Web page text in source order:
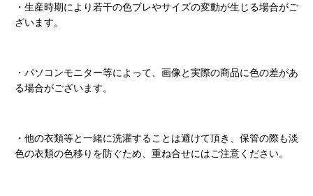
・生産時期により若干の色ブレやサイズの変動が生じる場合がご
ざいます。
・パソコンモニター等によって、画像と実際の商品に色の差があ
る場合がございます。
・他の衣類等と一緒に洗濯することは避けて頂き、保管の際も淡
色の衣類の色移りを防ぐため、重ね合せにはご注意ください。